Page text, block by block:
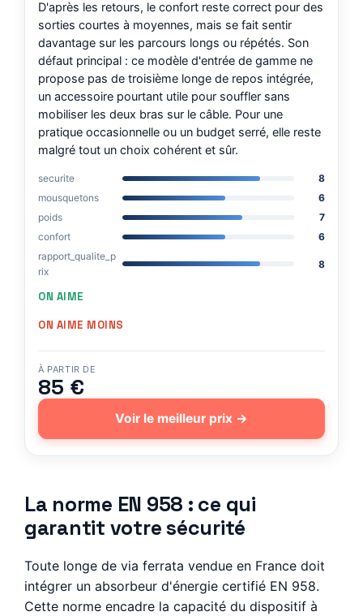
D'après les retours, le confort reste correct pour des
sorties courtes à moyennes, mais se fait sentir
davantage sur les parcours longs ou répétés. Son
défaut principal : ce modèle d'entrée de gamme ne
propose pas de troisième longe de repos intégrée,
un accessoire pourtant utile pour souffler sans
mobiliser les deux bras sur le câble. Pour une
pratique occasionnelle ou un budget serré, elle reste
malgré tout un choix cohérent et sûr.
securite
8
mousquetons
6
poids
7
confort
6
rapport_qualite_p
rix
8
ON AIME
ON AIME MOINS
À PARTIR DE
85 €
Voir le meilleur prix →
La norme EN 958 : ce qui
garantit votre sécurité
Toute longe de via ferrata vendue en France doit
intégrer un absorbeur d'énergie certifié EN 958.
Cette norme encadre la capacité du dispositif à